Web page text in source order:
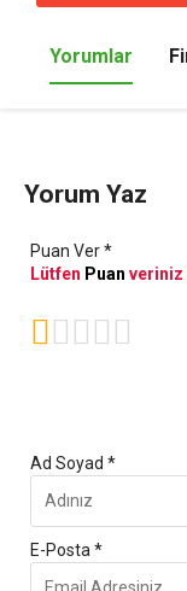
Yorumlar
Yorum Yaz
Puan Ver *
Lütfen Puan veriniz

Ad Soyad *
E-Posta *